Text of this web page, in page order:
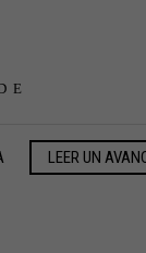
LEER UN